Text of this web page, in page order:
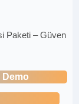
Paketi – Güven
Demo